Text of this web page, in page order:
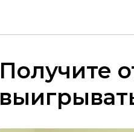
Получите